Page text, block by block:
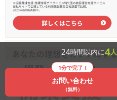
24時間以内に4人
1分で完了！
お問い合わせ
（無料）